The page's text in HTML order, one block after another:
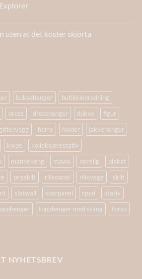
uten at det koster skjorta
buksehenger
butikkinnredning
dress dresshenger dukke
figur
gittervegg herre holder
jakkehenger
klype
kolleksjonsstativ
mannekeng mawa nonslip
plakat
prisskilt rillepanel rillevegg
skilt
slatwall sporpanel spyd
stativ
topphenger med stang
torso
NYHETSBREV